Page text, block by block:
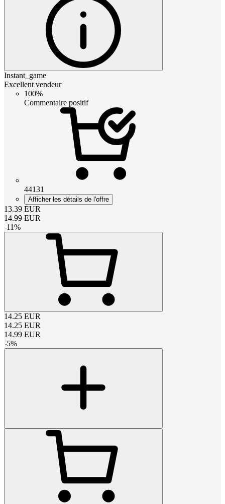
Instant_game
Excellent vendeur
100%
Commentaire positif
44131
Afficher les détails de l'offre
13.39 EUR
14.99 EUR
-11%
14.25 EUR
14.25 EUR
14.99 EUR
-5%